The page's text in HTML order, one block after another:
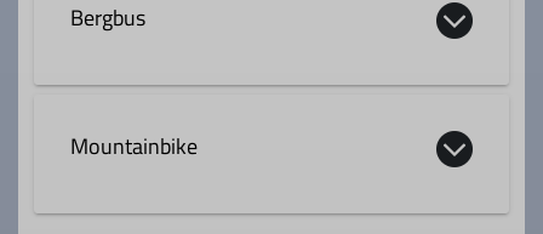
Qualifikationen
Trainer*in B Skihochtour
Fachübungsleiter*in Mountainbike
Bergbus
Bergbusses der Sektion, um im Winter
Ausgangspunkten für Ski- oder
Mountainbike